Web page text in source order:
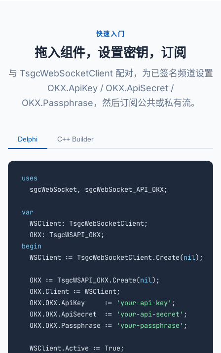
快速入门
拖入组件，设置密钥，订阅
与 TsgcWebSocketClient 配对，为已签名频道设置
OKX.ApiKey / OKX.ApiSecret /
OKX.Passphrase，然后订阅公共或私有流。
Delphi C++ Builder
uses
sgcWebSocket, sgcWebSocket_API_OKX;
var
WSClient: TsgcWebSocketClient;
begin
WSClient := TsgcWebSocketClient.Create(nil);
  OKX := TsgcWSAPI_OKX.Create(
nil);
  OKX.Client := WSClient;
  OKX.OKX.ApiKey     :=
'your-api-key' ;
  OKX.OKX.ApiSecret  :=
'your-api-secret' ;
  OKX.OKX.Passphrase :=
'your-passphrase' ;
  WSClient.Active := True;